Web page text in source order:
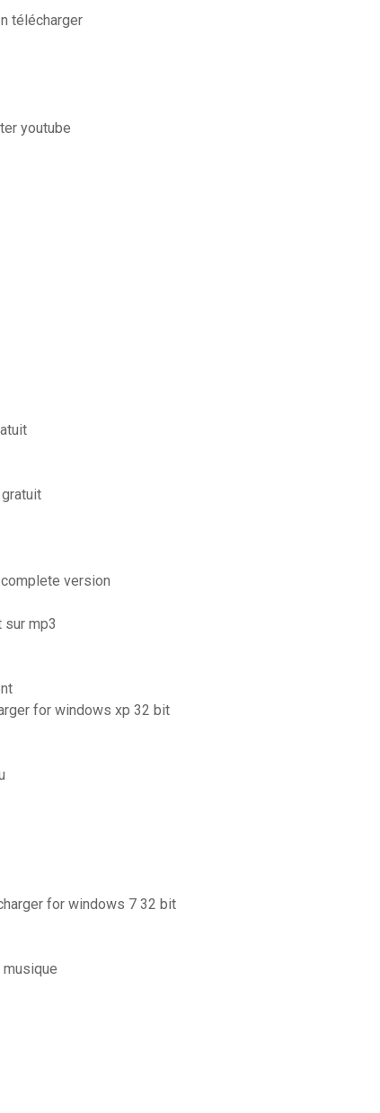
télécharger
youtube
version
sur mp3
for windows xp 32 bit
for windows 7 32 bit